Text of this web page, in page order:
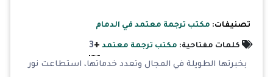
تصنيفات: مكتب ترجمة معتمد في الدمام
كلمات مفتاحية: مكتب ترجمة معتمد +
3
بخبرتها الطويلة في المجال وتعدد خدماتها، استطاعت نور